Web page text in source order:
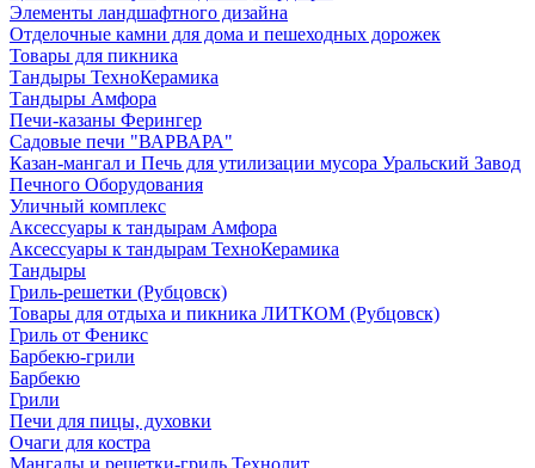
Элементы ландшафтного дизайна
Отделочные камни для дома и пешеходных дорожек
Товары для пикника
Тандыры ТехноКерамика
Тандыры Амфора
Печи-казаны Ферингер
Садовые печи "ВАРВАРА"
Казан-мангал и Печь для утилизации мусора Уральский Завод
Печного Оборудования
Уличный комплекс
Аксессуары к тандырам Амфора
Аксессуары к тандырам ТехноКерамика
Тандыры
Гриль-решетки (Рубцовск)
Товары для отдыха и пикника ЛИТКОМ (Рубцовск)
Гриль от Феникс
Барбекю-грили
Барбекю
Грили
Печи для пицы, духовки
Очаги для костра
Мангалы и решетки-гриль Технолит